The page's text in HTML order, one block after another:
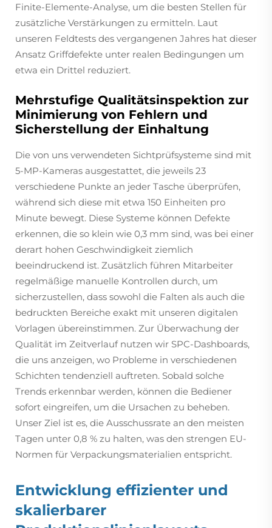
Finite-Elemente-Analyse, um die besten Stellen für
zusätzliche Verstärkungen zu ermitteln. Laut
unseren Feldtests des vergangenen Jahres hat dieser
Ansatz Griffdefekte unter realen Bedingungen um
etwa ein Drittel reduziert.
Mehrstufige Qualitätsinspektion zur
Minimierung von Fehlern und
Sicherstellung der Einhaltung
Die von uns verwendeten Sichtprüfsysteme sind mit
5-MP-Kameras ausgestattet, die jeweils 23
verschiedene Punkte an jeder Tasche überprüfen,
während sich diese mit etwa 150 Einheiten pro
Minute bewegt. Diese Systeme können Defekte
erkennen, die so klein wie 0,3 mm sind, was bei einer
derart hohen Geschwindigkeit ziemlich
beeindruckend ist. Zusätzlich führen Mitarbeiter
regelmäßige manuelle Kontrollen durch, um
sicherzustellen, dass sowohl die Falten als auch die
bedruckten Bereiche exakt mit unseren digitalen
Vorlagen übereinstimmen. Zur Überwachung der
Qualität im Zeitverlauf nutzen wir SPC-Dashboards,
die uns anzeigen, wo Probleme in verschiedenen
Schichten tendenziell auftreten. Sobald solche
Trends erkennbar werden, können die Bediener
sofort eingreifen, um die Ursachen zu beheben.
Unser Ziel ist es, die Ausschussrate an den meisten
Tagen unter 0,8 % zu halten, was den strengen EU-
Normen für Verpackungsmaterialien entspricht.
Entwicklung effizienter und
skalierbarer